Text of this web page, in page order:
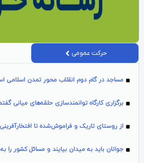
حرکت عمومی
مساجد در گام دوم انقلاب محور تمدن اسلامی
برگزاری کارگاه توانمندسازی حلقه‌های میانی
از روستای تاریک و فراموش‌شده تا
جوانان باید به میدان بیایند و مسائل کشور را